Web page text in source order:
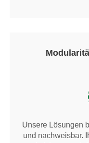
Unsere Lösungen
und nachweisbar.